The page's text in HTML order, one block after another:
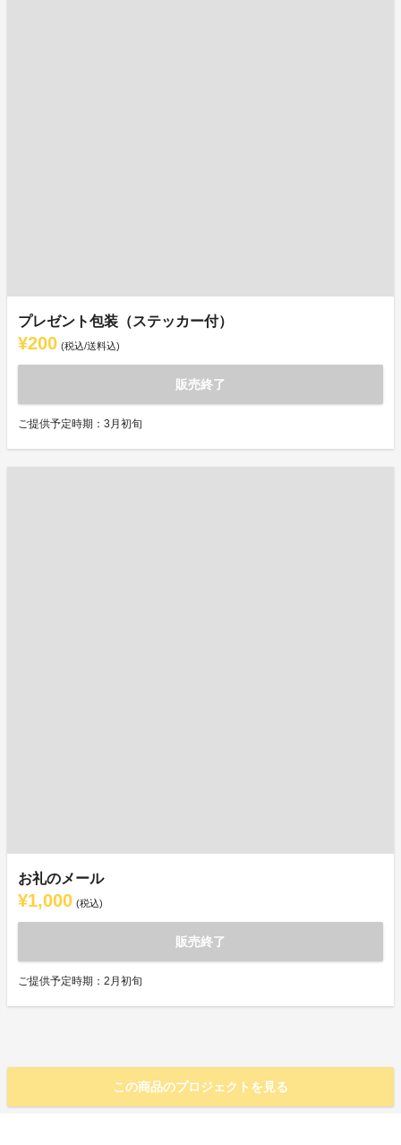
プレゼント包装（ステッカー付）
¥200 (税込/送料込)
販売終了
ご提供予定時期：3月初旬
お礼のメール
¥1,000 (税込)
販売終了
ご提供予定時期：2月初旬
この商品のプロジェクトを見る